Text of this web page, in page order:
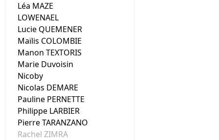
Léa MAZE
LOWENAEL
Lucie QUEMENER
Maïlis COLOMBIE
Manon TEXTORIS
Marie Duvoisin
Nicoby
Nicolas DEMARE
Pauline PERNETTE
Philippe LARBIER
Pierre TARANZANO
Rachel ZIMRA